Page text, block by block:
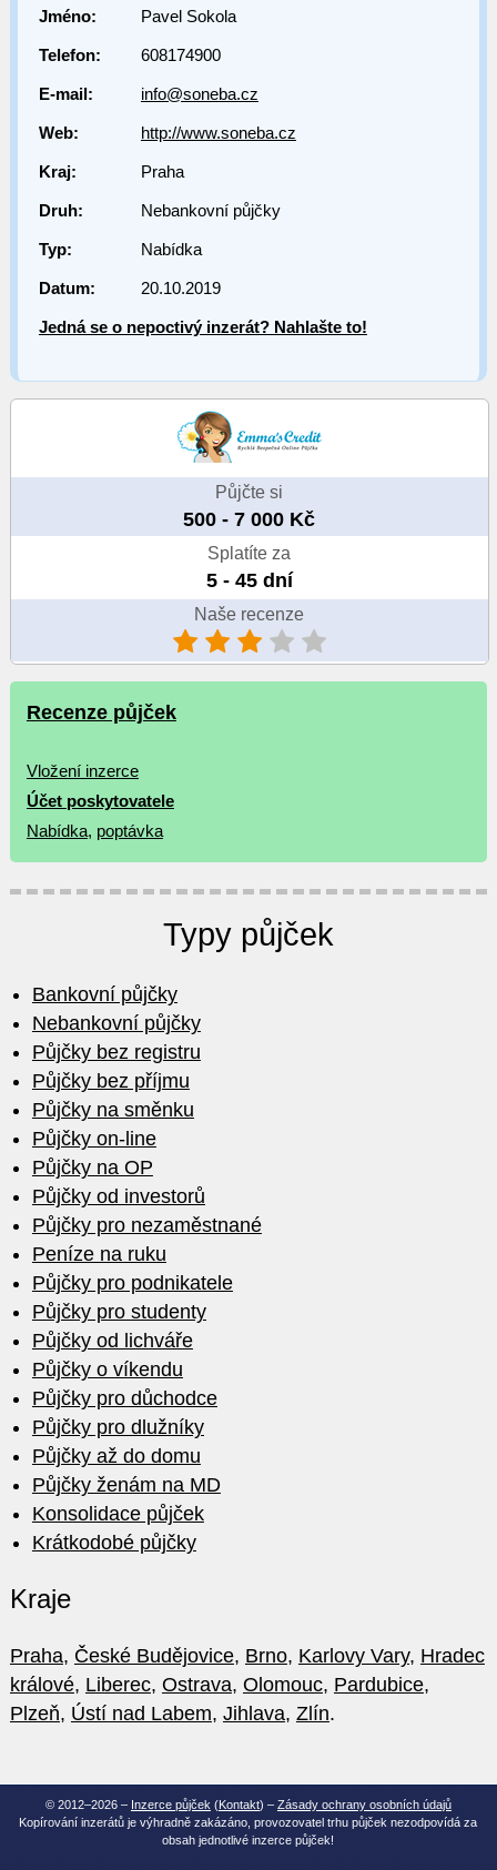
Jméno: Pavel Sokola
Telefon: 608174900
E-mail: info@soneba.cz
Web: http://www.soneba.cz
Kraj: Praha
Druh: Nebankovní půjčky
Typ: Nabídka
Datum: 20.10.2019
Jedná se o nepoctivý inzerát? Nahlašte to!
Půjčte si
500 - 7 000 Kč
Splatíte za
5 - 45 dní
Naše recenze
Recenze půjček
Vložení inzerce
Účet poskytovatele
Nabídka, poptávka
Typy půjček
Bankovní půjčky
Nebankovní půjčky
Půjčky bez registru
Půjčky bez příjmu
Půjčky na směnku
Půjčky on-line
Půjčky na OP
Půjčky od investorů
Půjčky pro nezaměstnané
Peníze na ruku
Půjčky pro podnikatele
Půjčky pro studenty
Půjčky od lichváře
Půjčky o víkendu
Půjčky pro důchodce
Půjčky pro dlužníky
Půjčky až do domu
Půjčky ženám na MD
Konsolidace půjček
Krátkodobé půjčky
Kraje
Praha, České Budějovice, Brno, Karlovy Vary, Hradec
králové, Liberec, Ostrava, Olomouc, Pardubice,
Plzeň, Ústí nad Labem, Jihlava, Zlín.
© 2012–2026 – Inzerce půjček (Kontakt) – Zásady ochrany osobních údajů
Kopírování inzerátů je výhradně zakázáno, provozovatel trhu půjček nezodpovídá za
obsah jednotlivé inzerce půjček!